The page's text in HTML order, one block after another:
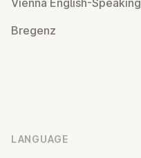
Vienna English-Speaking
Bregenz
LANGUAGE